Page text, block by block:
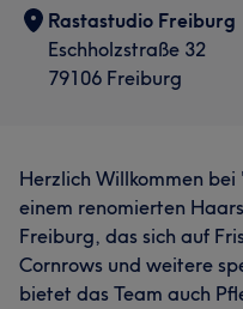
Rastastudio Freiburg
Eschholzstraße 32
79106 Freiburg
Herzlich Willkommen
einem renomierten
Freiburg, das sich auf
Cornrows und weitere
bietet das Team auch